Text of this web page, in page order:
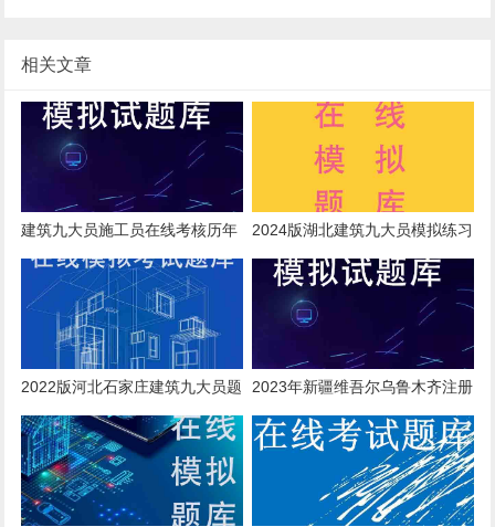
相关文章
建筑九大员施工员在线考核历年
真题
2024版湖北建筑九大员模拟练习
2022版河北石家庄建筑九大员题
库
2023年新疆维吾尔乌鲁木齐注册
一级建造师测试模拟练习题